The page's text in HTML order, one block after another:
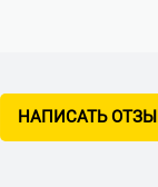
НАПИСАТЬ